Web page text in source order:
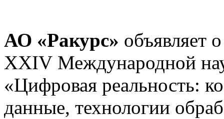
АО «Ракурс» объявляет
XXIV Международной
«Цифровая реальность:
данные, технологии